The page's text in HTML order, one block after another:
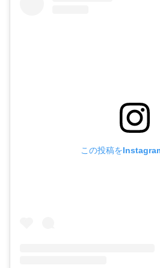
この投稿を